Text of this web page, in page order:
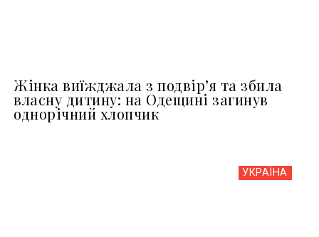
Жінка виїжджала з подвір’я та збила
власну дитину: на Одещині загинув
однорічний хлопчик
УКРАЇНА